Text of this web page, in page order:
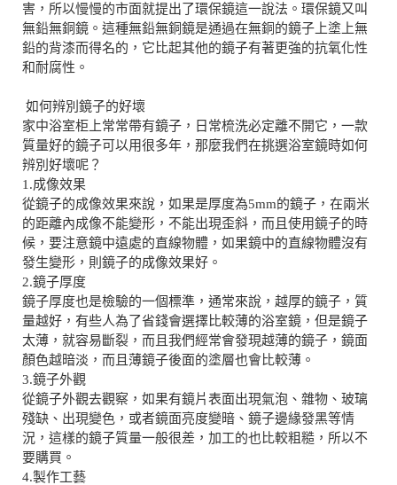
害，所以慢慢的市面就提出了環保鏡這一說法。環保鏡又叫
無鉛無銅鏡。這種無鉛無銅鏡是通過在無銅的鏡子上塗上無
鉛的背漆而得名的，它比起其他的鏡子有著更強的抗氧化性
和耐腐性。
如何辨別鏡子的好壞
家中浴室柜上常常帶有鏡子，日常梳洗必定離不開它，一款
質量好的鏡子可以用很多年，那麼我們在挑選浴室鏡時如何
辨別好壞呢？
1.成像效果
從鏡子的成像效果來說，如果是厚度為5mm的鏡子，在兩米
的距離內成像不能變形，不能出現歪斜，而且使用鏡子的時
候，要注意鏡中遠處的直線物體，如果鏡中的直線物體沒有
發生變形，則鏡子的成像效果好。
2.鏡子厚度
鏡子厚度也是檢驗的一個標準，通常來說，越厚的鏡子，質
量越好，有些人為了省錢會選擇比較薄的浴室鏡，但是鏡子
太薄，就容易斷裂，而且我們經常會發現越薄的鏡子，鏡面
顏色越暗淡，而且薄鏡子後面的塗層也會比較薄。
3.鏡子外觀
從鏡子外觀去觀察，如果有鏡片表面出現氣泡、雜物、玻璃
殘缺、出現變色，或者鏡面亮度變暗、鏡子邊緣發黑等情
況，這樣的鏡子質量一般很差，加工的也比較粗糙，所以不
要購買。
4.製作工藝